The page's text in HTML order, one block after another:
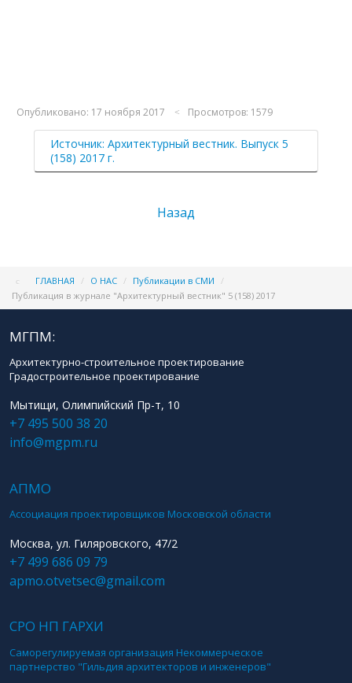
Опубликовано: 17 ноября 2017 Просмотров: 1579
Источник: Архитектурный вестник. Выпуск 5
(158) 2017 г.
Назад
ГЛАВНАЯ / О НАС / Публикации в СМИ /
Публикация в журнале "Архитектурный вестник" 5 (158) 2017
МГПМ:
Архитектурно-строительное проектирование
Градостроительное проектирование
Мытищи, Олимпийский Пр-т, 10
+7 495 500 38 20
info@mgpm.ru
АПМО
Ассоциация проектировщиков Московской области
Москва, ул. Гиляровского, 47/2
+7 499 686 09 79
apmo.otvetsec@gmail.com
СРО НП ГАРХИ
Саморегулируемая организация Некоммерческое
партнерство "Гильдия архитекторов и инженеров"